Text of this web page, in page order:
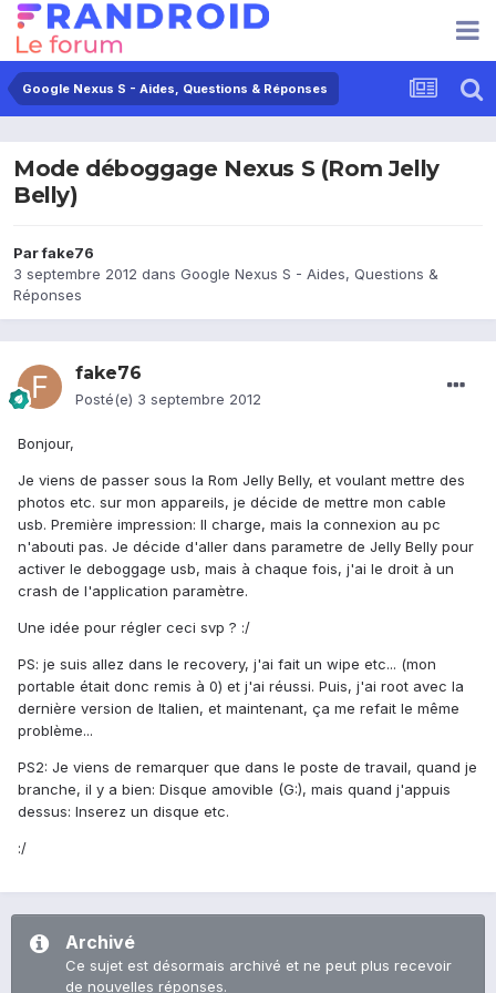
Google Nexus S - Aides, Questions & Réponses
Mode déboggage Nexus S (Rom Jelly
Belly)
Parfake76
3 septembre 2012 dans Google Nexus S - Aides, Questions &
Réponses
fake76
Posté(e) 3 septembre 2012
Bonjour,
Je viens de passer sous la Rom Jelly Belly, et voulant mettre des
photos etc. sur mon appareils, je décide de mettre mon cable
usb. Première impression: Il charge, mais la connexion au pc
n'abouti pas. Je décide d'aller dans parametre de Jelly Belly pour
activer le deboggage usb, mais à chaque fois, j'ai le droit à un
crash de l'application paramètre.
Une idée pour régler ceci svp ? :/
PS: je suis allez dans le recovery, j'ai fait un wipe etc... (mon
portable était donc remis à 0) et j'ai réussi. Puis, j'ai root avec la
dernière version de Italien, et maintenant, ça me refait le même
problème...
PS2: Je viens de remarquer que dans le poste de travail, quand je
branche, il y a bien: Disque amovible (G:), mais quand j'appuis
dessus: Inserez un disque etc.
:/
Archivé
Ce sujet est désormais archivé et ne peut plus recevoir
de nouvelles réponses.